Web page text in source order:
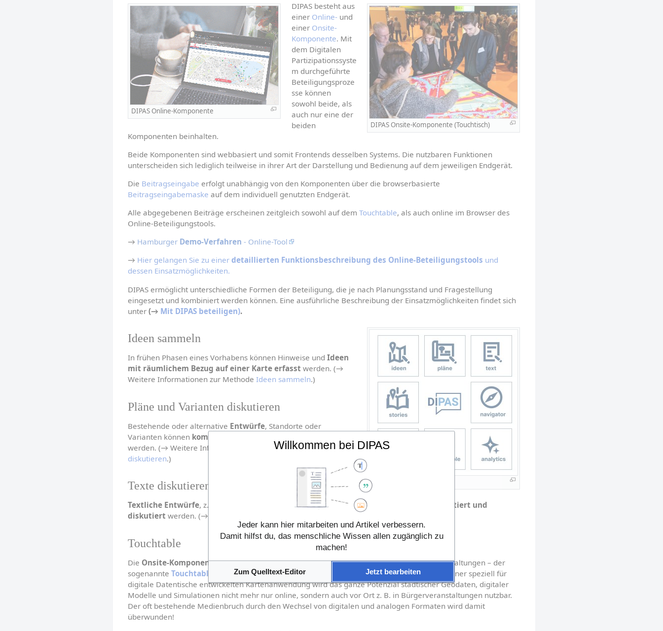
DIPAS Online-Komponente
DIPAS Onsite-Komponente (Touchtisch)
DIPAS besteht aus
einer Online- und
einer Onsite-
Komponente. Mit
dem Digitalen
Partizipationssyste
m durchgeführte
Beteiligungsproze
sse können
sowohl beide, als
auch nur eine der
beiden
Komponenten beinhalten.
Beide Komponenten sind webbasiert und somit Frontends desselben Systems. Die nutzbaren Funktionen
unterscheiden sich lediglich teilweise in ihrer Art der Darstellung und Bedienung auf dem jeweiligen Endgerät.
Die Beitragseingabe erfolgt unabhängig von den Komponenten über die browserbasierte
Beitragseingabemaske auf dem individuell genutzten Endgerät.
Alle abgegebenen Beiträge erscheinen zeitgleich sowohl auf dem Touchtable, als auch online im Browser des
Online-Beteiligungstools.
→ Hamburger Demo-Verfahren - Online-Tool
→ Hier gelangen Sie zu einer detaillierten Funktionsbeschreibung des Online-Beteiligungstools und
dessen Einsatzmöglichkeiten.
DIPAS ermöglicht unterschiedliche Formen der Beteiligung, die je nach Planungsstand und Fragestellung
eingesetzt und kombiniert werden können. Eine ausführliche Beschreibung der Einsatzmöglichkeiten findet sich
unter (→ Mit DIPAS beteiligen).
DIPAS Funktionen
Ideen sammeln
In frühen Phasen eines Vorhabens können Hinweise und Ideen
mit räumlichem Bezug auf einer Karte erfasst werden. (→
Weitere Informationen zur Methode Ideen sammeln.)
Pläne und Varianten diskutieren
Bestehende oder alternative Entwürfe, Standorte oder
Varianten können kommentiert, verglichen und diskutiert
werden. (→ Weitere Informationen zur Methode Pläne
diskutieren.)
Texte diskutieren
Textliche Entwürfe, z. B. Konzepte oder Strategiepapiere, können abschnittsweise
kommentiert und
diskutiert werden. (→ Weitere Informationen zur Methode
Touchtable
Die Onsite-Komponente von DIPAS ist das digitale Beteiligungswerkzeug für Präsenzveranstaltungen – der
sogenannte Touchtable Einsatzhinweise, → Aufbau der Touchtables). Durch den Einsatz einer speziell für
digitale Datentische entwickelten Kartenanwendung wird das ganze Potenzial städtischer Geodaten, digitaler
Modelle und Simulationen nicht mehr nur online, sondern auch vor Ort z. B. in Bürgerveranstaltungen nutzbar.
Der oft bestehende Medienbruch durch den Wechsel von digitalen und analogen Formaten wird damit
überwunden!
Willkommen bei DIPAS
Jeder kann hier mitarbeiten und Artikel verbessern.
Damit hilfst du, das menschliche Wissen allen zugänglich zu
machen!
Zum Quelltext-Editor Jetzt bearbeiten